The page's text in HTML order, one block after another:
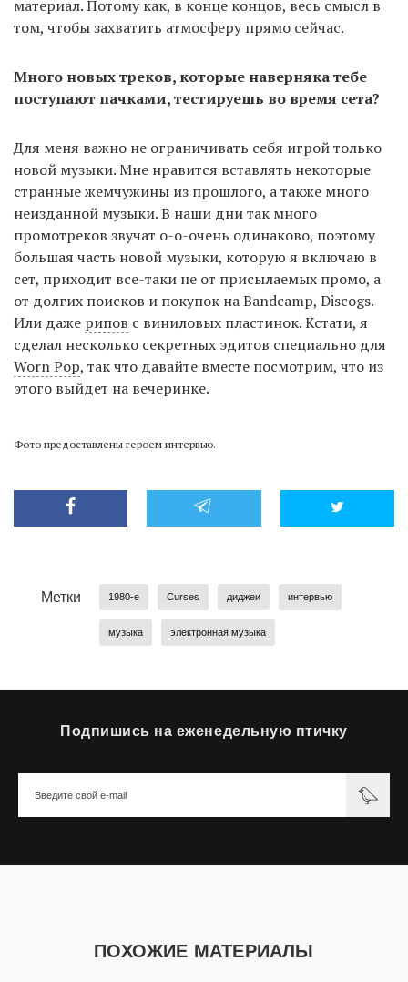
материал. Потому как, в конце концов, весь смысл в
том, чтобы захватить атмосферу прямо сейчас.
Много новых треков, которые наверняка тебе
поступают пачками, тестируешь во время сета?
Для меня важно не ограничивать себя игрой только
новой музыки. Мне нравится вставлять некоторые
странные жемчужины из прошлого, а также много
неизданной музыки. В наши дни так много
промотреков звучат о-о-очень одинаково, поэтому
большая часть новой музыки, которую я включаю в
сет, приходит все-таки не от присылаемых промо, а
от долгих поисков и покупок на Bandcamp, Discogs.
Или даже рипов с виниловых пластинок. Кстати, я
сделал несколько секретных эдитов специально для
Worn Pop, так что давайте вместе посмотрим, что из
этого выйдет на вечеринке.
Фото предоставлены героем интервью.
Метки 1980-е Curses диджеи интервью
музыка электронная музыка
Подпишись на еженедельную птичку
ПОХОЖИЕ МАТЕРИАЛЫ